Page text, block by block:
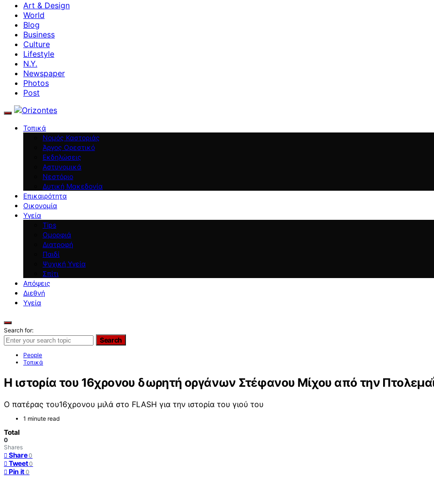
Art & Design
World
Blog
Business
Culture
Lifestyle
N.Y.
Newspaper
Photos
Post
Τοπικά
Νομός Καστοριάς
Άργος Ορεστικό
Εκδηλώσεις
Αστυνομικά
Νεστόριο
Δυτική Μακεδονία
Επικαιρότητα
Οικονομία
Υγεία
Tips
Ομορφιά
Διατροφή
Παιδί
Ψυχική Υγεία
Σπίτι
Απόψεις
Διεθνή
Υγεία
Search for:
Search
People
Τοπικά
Η ιστορία του 16χρονου δωρητή οργάνων Στέφανου Μίχου από την
Ο πατέρας του16χρονου μιλά στο FLASH για την ιστορία του γιού του
1 minute read
Total
0
Shares
Share 0
Tweet 0
Pin it 0